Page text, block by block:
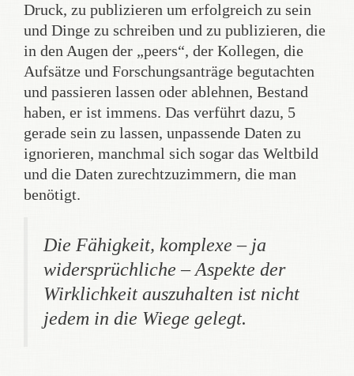
Druck, zu publizieren um erfolgreich zu sein
und Dinge zu schreiben und zu publizieren, die
in den Augen der „peers“, der Kollegen, die
Aufsätze und Forschungsanträge begutachten
und passieren lassen oder ablehnen, Bestand
haben, er ist immens. Das verführt dazu, 5
gerade sein zu lassen, unpassende Daten zu
ignorieren, manchmal sich sogar das Weltbild
und die Daten zurechtzuzimmern, die man
benötigt.
Die Fähigkeit, komplexe – ja
widersprüchliche – Aspekte der
Wirklichkeit auszuhalten ist nicht
jedem in die Wiege gelegt.